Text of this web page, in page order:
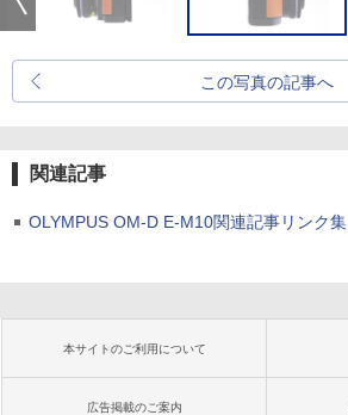
この写真の記事へ
関連記事
OLYMPUS OM-D E-M10関連記事リンク集
本サイトのご利用について
広告掲載のご案内